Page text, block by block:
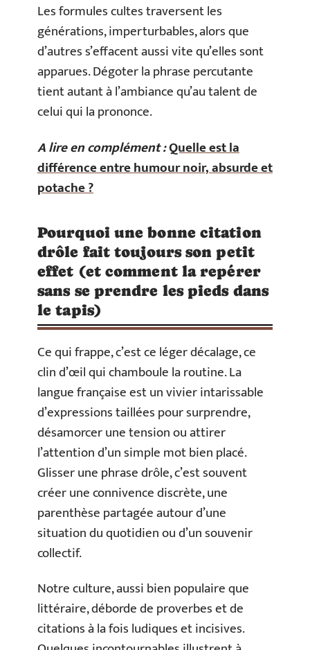
Les formules cultes traversent les
générations, imperturbables, alors que
d’autres s’effacent aussi vite qu’elles sont
apparues. Dégoter la phrase percutante
tient autant à l’ambiance qu’au talent de
celui qui la prononce.
A lire en complément :Quelle est la
différence entre humour noir, absurde et
potache ?
Pourquoi une bonne citation
drôle fait toujours son petit
effet (et comment la repérer
sans se prendre les pieds dans
le tapis)
Ce qui frappe, c’est ce léger décalage, ce
clin d’œil qui chamboule la routine. La
langue française est un vivier intarissable
d’expressions taillées pour surprendre,
désamorcer une tension ou attirer
l’attention d’un simple mot bien placé.
Glisser une phrase drôle, c’est souvent
créer une connivence discrète, une
parenthèse partagée autour d’une
situation du quotidien ou d’un souvenir
collectif.
Notre culture, aussi bien populaire que
littéraire, déborde de proverbes et de
citations à la fois ludiques et incisives.